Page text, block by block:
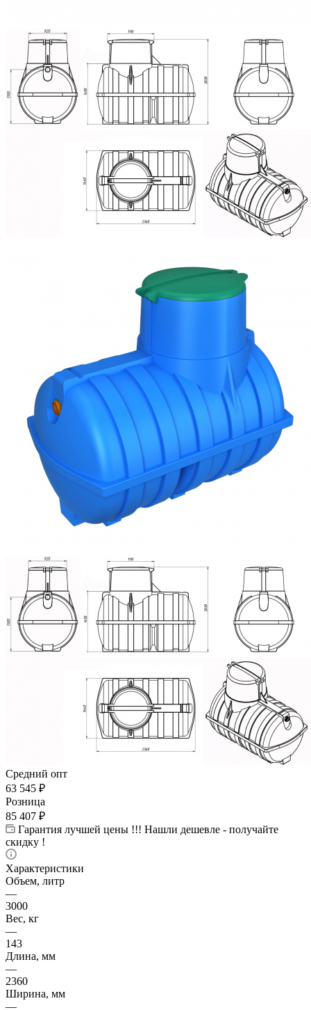
Средний опт
63 545 ₽
Розница
85 407 ₽
Гарантия лучшей цены !!! Нашли дешевле - получайте
скидку !
Характеристики
Объем, литр
—
3000
Вес, кг
—
143
Длина, мм
—
2360
Ширина, мм
—